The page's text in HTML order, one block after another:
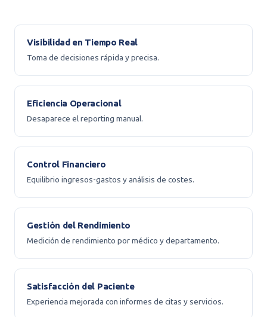
Visibilidad en Tiempo Real
Toma de decisiones rápida y precisa.
Eficiencia Operacional
Desaparece el reporting manual.
Control Financiero
Equilibrio ingresos-gastos y análisis de costes.
Gestión del Rendimiento
Medición de rendimiento por médico y departamento.
Satisfacción del Paciente
Experiencia mejorada con informes de citas y servicios.